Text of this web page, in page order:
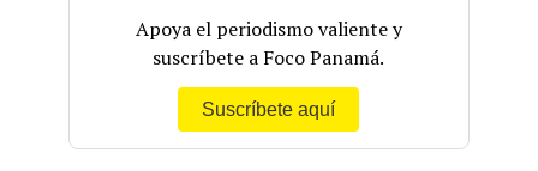
Apoya el periodismo valiente y
suscríbete a Foco Panamá.
Suscríbete aquí